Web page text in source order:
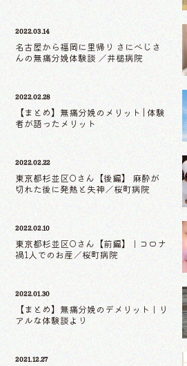
2022.03.14
名古屋から福岡に里帰り さにべじさ
んの無痛分娩体験談 ／井槌病院
2022.02.28
【まとめ】無痛分娩のメリット | 体験
者が語ったメリット
2022.02.22
東京都杉並区Oさん【後編】 麻酔が
切れた後に発熱と失神／桜町病院
2022.02.10
東京都杉並区Oさん【前編】｜コロナ
禍1人でのお産／桜町病院
2022.01.30
【まとめ】無痛分娩のデメリット｜リ
アルな体験談より
2021.12.27